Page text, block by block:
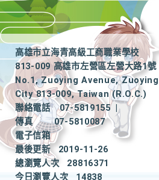
高雄市立海青高級工商職業學校
813-009 高雄市左營區左營大路1號
No.1, Zuoying Avenue,
City 813-009, Taiwan (R.O.C.)
聯絡電話
07-5819155
|
傳真
07-5810087
電子信箱
最後更新
2019-11-26
總瀏覽人次
28816371
今日瀏覽人次
14838